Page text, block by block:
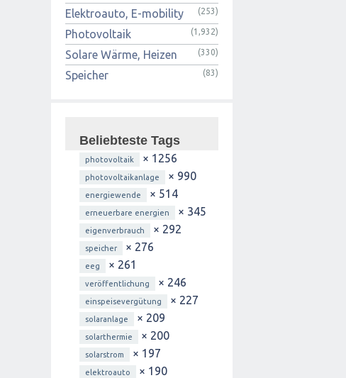
Elektroauto, E-mobility (253)
Photovoltaik (1,932)
Solare Wärme, Heizen (330)
Speicher (83)
Beliebteste Tags
photovoltaik × 1256
photovoltaikanlage × 990
energiewende × 514
erneuerbare energien × 345
eigenverbrauch × 292
speicher × 276
eeg × 261
veröffentlichung × 246
einspeisevergütung × 227
solaranlage × 209
solarthermie × 200
solarstrom × 197
elektroauto × 190